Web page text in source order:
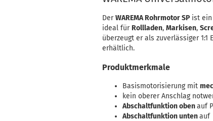
DerWAREMA Rohrmotor SP ist
ideal für Rollladen, Markisen,
überzeugt er als zuverlässiger 1:1
erhältlich.
Produktmerkmale
Basismotorisierung mit
kein oberer Anschlag
Abschaltfunktion obenauf
Abschaltfunktion untenauf